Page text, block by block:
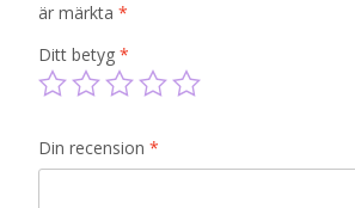
är märkta *
Ditt betyg *
Din recension *